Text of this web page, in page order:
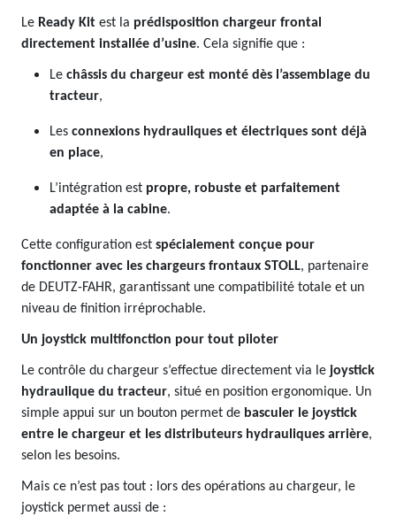
Le Ready Kit est la prédisposition chargeur frontal
directement installée d’usine. Cela signifie que :
Le châssis du chargeur est monté dès l’assemblage du
tracteur,
Les connexions hydrauliques et électriques sont déjà
en place,
L’intégration est propre, robuste et parfaitement
adaptée à la cabine.
Cette configuration est spécialement conçue pour
fonctionner avec les chargeurs frontaux STOLL, partenaire
de DEUTZ-FAHR, garantissant une compatibilité totale et un
niveau de finition irréprochable.
Un joystick multifonction pour tout piloter
Le contrôle du chargeur s’effectue directement via le joystick
hydraulique du tracteur, situé en position ergonomique. Un
simple appui sur un bouton permet de basculer le joystick
entre le chargeur et les distributeurs hydrauliques arrière,
selon les besoins.
Mais ce n’est pas tout : lors des opérations au chargeur, le
joystick permet aussi de :